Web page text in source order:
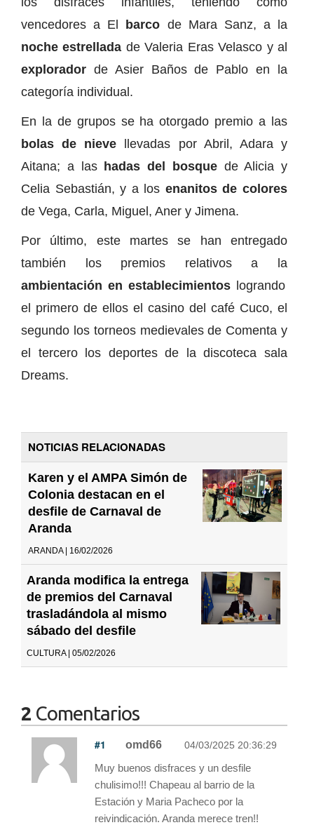
vencedores a El barco de Mara Sanz, a la
noche estrellada de Valeria Eras Velasco y al
explorador de Asier Baños de Pablo en la
categoría individual.
En la de grupos se ha otorgado premio a las
bolas de nieve llevadas por Abril, Adara y
Aitana; a las hadas del bosquede Alicia y
Celia Sebastián, y a los enanitos de colores
de Vega, Carla, Miguel, Aner y Jimena.
Por último, este martes se han entregado
también los premios relativos a la
ambientación en establecimientos logrando
el primero de ellos el casino del café Cuco, el
segundo los torneos medievales de Comenta y
el tercero los deportes de la discoteca sala
Dreams.
NOTICIAS RELACIONADAS
Karen y el AMPA Simón de
Colonia destacan en el
desfile de Carnaval de
Aranda
ARANDA | 16/02/2026
Aranda modifica la entrega
de premios del Carnaval
trasladándola al mismo
sábado del desfile
CULTURA | 05/02/2026
2 Comentarios
#1 omd66 04/03/2025 20:36:29
Muy buenos disfraces y un desfile
chulisimo!!! Chapeau al barrio de la
Estación y Maria Pacheco por la
reivindicación. Aranda merece tren!!